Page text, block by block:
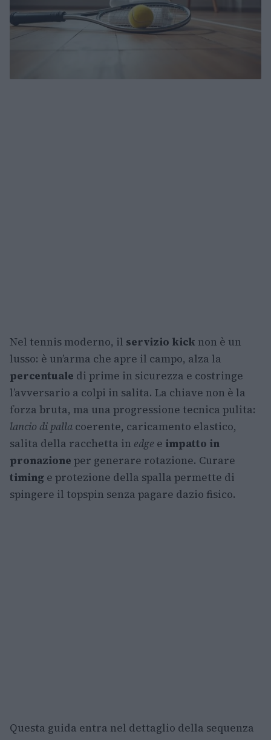
Nel tennis moderno, il servizio kick non è un
lusso: è un’arma che apre il campo, alza la
percentuale di prime in sicurezza e costringe
l’avversario a colpi in salita. La chiave non è la
forza bruta, ma una progressione tecnica pulita:
lancio di palla coerente, caricamento elastico,
salita della racchetta in edge e impatto in
pronazione per generare rotazione. Curare
timing e protezione della spalla permette di
spingere il topspin senza pagare dazio fisico.
Questa guida entra nel dettaglio della sequenza